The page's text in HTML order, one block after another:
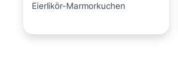
Eierlikör-Marmorkuchen